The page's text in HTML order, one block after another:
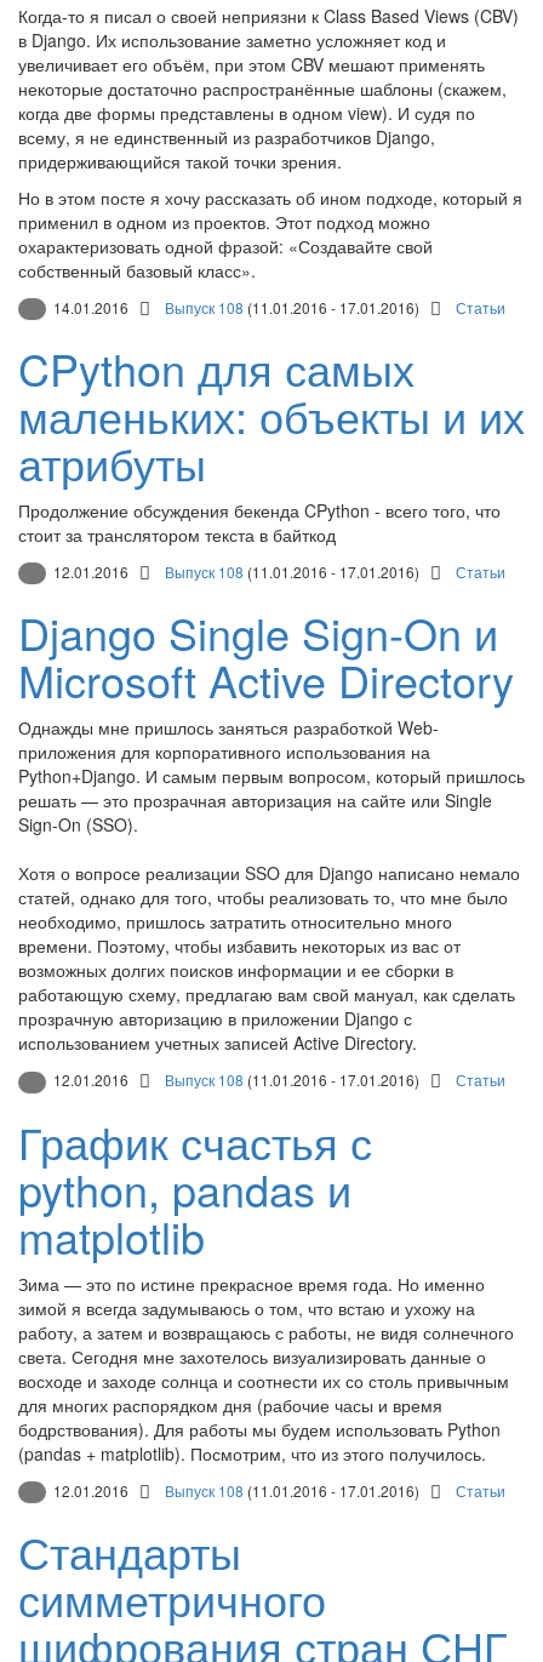
Когда-то я писал о своей неприязни к Class Based Views (CBV)
в Django. Их использование заметно усложняет код и
увеличивает его объём, при этом CBV мешают применять
некоторые достаточно распространённые шаблоны (скажем,
когда две формы представлены в одном view). И судя по
всему, я не единственный из разработчиков Django,
придерживающийся такой точки зрения.
Но в этом посте я хочу рассказать об ином подходе, который я
применил в одном из проектов. Этот подход можно
охарактеризовать одной фразой: «Создавайте свой
собственный базовый класс».
14.01.2016 Выпуск 108 (11.01.2016 - 17.01.2016) Статьи
CPython для самых
маленьких: объекты и их
атрибуты
Продолжение обсуждения бекенда CPython - всего того, что
стоит за транслятором текста в байткод
12.01.2016 Выпуск 108 (11.01.2016 - 17.01.2016) Статьи
Django Single Sign-On и
Microsoft Active Directory
Однажды мне пришлось заняться разработкой Web-
приложения для корпоративного использования на
Python+Django. И самым первым вопросом, который пришлось
решать — это прозрачная авторизация на сайте или Single
Sign-On (SSO).
Хотя о вопросе реализации SSO для Django написано немало
статей, однако для того, чтобы реализовать то, что мне было
необходимо, пришлось затратить относительно много
времени. Поэтому, чтобы избавить некоторых из вас от
возможных долгих поисков информации и ее сборки в
работающую схему, предлагаю вам свой мануал, как сделать
прозрачную авторизацию в приложении Django с
использованием учетных записей Active Directory.
12.01.2016 Выпуск 108 (11.01.2016 - 17.01.2016) Статьи
График счастья с
python, pandas и
matplotlib
Зима — это по истине прекрасное время года. Но именно
зимой я всегда задумываюсь о том, что встаю и ухожу на
работу, а затем и возвращаюсь с работы, не видя солнечного
света. Сегодня мне захотелось визуализировать данные о
восходе и заходе солнца и соотнести их со столь привычным
для многих распорядком дня (рабочие часы и время
бодрствования). Для работы мы будем использовать Python
(pandas + matplotlib). Посмотрим, что из этого получилось.
12.01.2016 Выпуск 108 (11.01.2016 - 17.01.2016) Статьи
Стандарты
симметричного
шифрования стран СНГ